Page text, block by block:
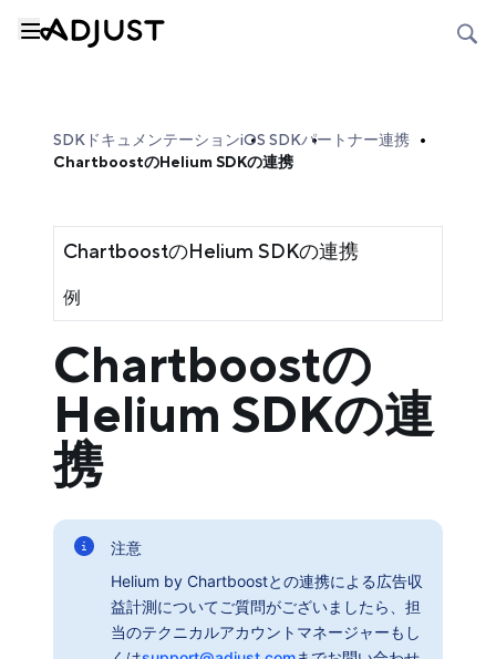
SDKドキュメンテーションiOS SDKパートナー連携
ChartboostのHelium SDKの連携
ChartboostのHelium SDKの連携
例
Chartboostの
Helium SDKの連
携
注意
Helium by Chartboostとの連携による広告収
益計測についてご質問がございましたら、担
当のテクニカルアカウントマネージャーもし